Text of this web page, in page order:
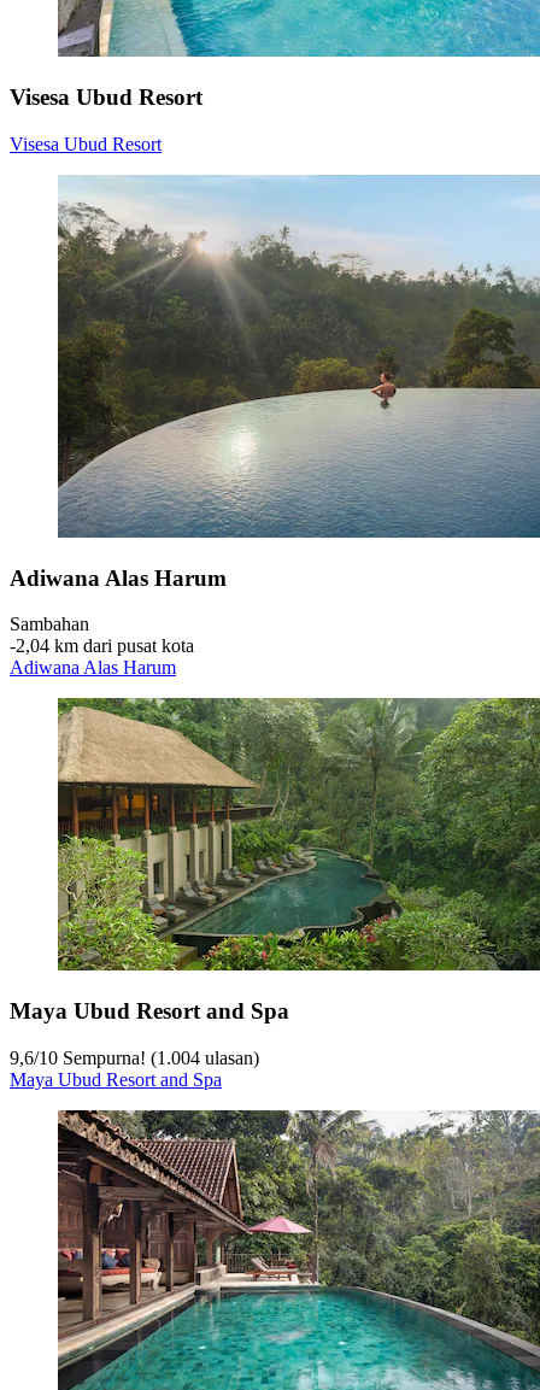
Visesa Ubud Resort
Visesa Ubud Resort
Adiwana Alas Harum
Sambahan
‐2,04 km dari pusat kota
Adiwana Alas Harum
Maya Ubud Resort and Spa
9,6/10 Sempurna! (1.004 ulasan)
Maya Ubud Resort and Spa